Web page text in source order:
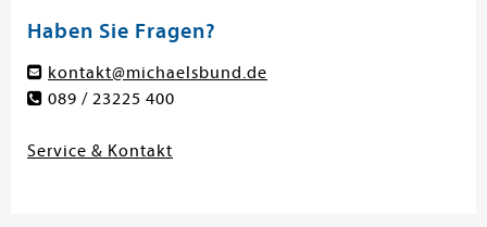
Haben Sie Fragen?
kontakt@michaelsbund.de
089 / 23225 400
Service & Kontakt